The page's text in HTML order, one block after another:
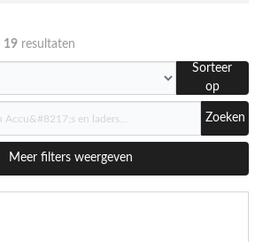
19resultaten
Sorteer
op
Zoeken
Meer filters weergeven